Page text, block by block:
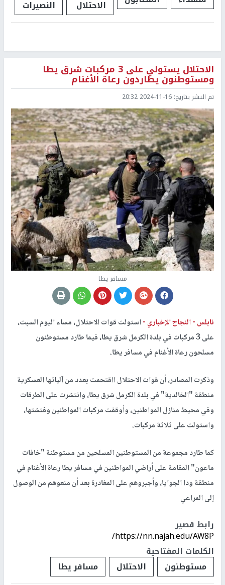
الاحتلال النصيرات
الاحتلال يستولي على 3 مركبات شرق يطا
ومستوطنون يطاردون رعاة الأغنام
تم النشر بتاريخ: 2024-11-16 20:32
مسافر يطا
نابلس -النجاح الإخباري -استولت قوات الاحتلال، مساء اليوم السبت،
على 3 مركبات في بلدة الكرمل شرق يطا، فيما طارد مستوطنون
مسلحون رعاة الأغنام في مسافر يطا.
وذكرت المصادر، أن قوات الاحتلال ااقتحمت بعدد من آلياتها العسكرية
منطقة "الخالدية" في بلدة الكرمل شرق يطا، وانتشرت على الطرقات
وفي محيط منازل المواطنين، وأوقفت مركبات المواطنين وفتشتها،
واستولت على ثلاثة مركبات.
كما طارد مجموعة من المستوطنين المسلحين من مستوطنة "خافات
ماعون" المقامة على أراضي المواطنين في مسافر يطا رعاة الأغنام في
منطقة ودا الجوايا، وأجبروهم على المغادرة بعد أن منعوهم من الوصول
إلى المراعي
رابط قصير
https://nn.najah.edu/AW8P/
الكلمات المفتاحية
مستوطنون
الاحتلال مسافر يطا